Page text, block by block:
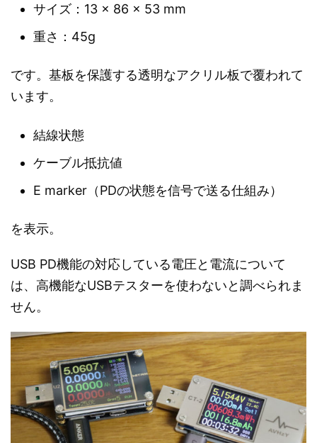
サイズ：13 × 86 × 53 mm
重さ：45g
です。基板を保護する透明なアクリル板で覆われて
います。
結線状態
ケーブル抵抗値
E marker（PDの状態を信号で送る仕組み）
を表示。
USB PD機能の対応している電圧と電流について
は、高機能なUSBテスターを使わないと調べられま
せん。